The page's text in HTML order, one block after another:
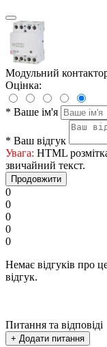
Модульний
Оцінка:
* Ваше ім'я
* Ваш відгук
Увага: HTML
звичайний текст.
Продовжити
0
0
0
0
0
Немає відгуків про
відгук.
Питання та відповіді
+ Додати питання